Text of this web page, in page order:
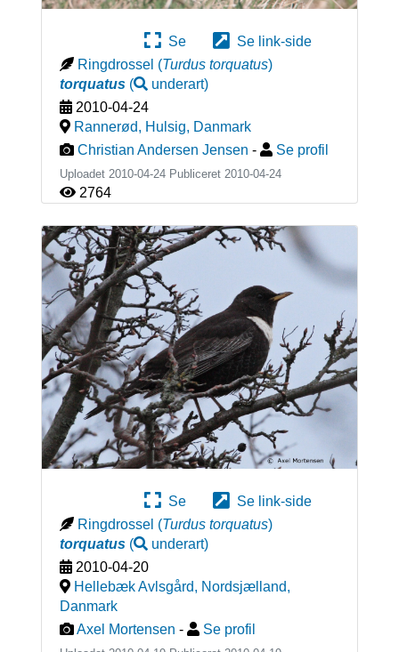
Se
Se link-side
Ringdrossel (Turdus torquatus)
torquatus( underart)
2010-04-24
Rannerød, Hulsig, Danmark
Christian Andersen Jensen - Se profil
Uploadet 2010-04-24 Publiceret 2010-04-24
2764
Se
Se link-side
Ringdrossel (Turdus torquatus)
torquatus( underart)
2010-04-20
Hellebæk Avlsgård, Nordsjælland,
Danmark
Axel Mortensen - Se profil